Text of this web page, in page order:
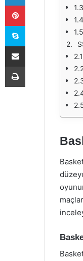
Pinterest
Skype
E-Posta ile paylaş